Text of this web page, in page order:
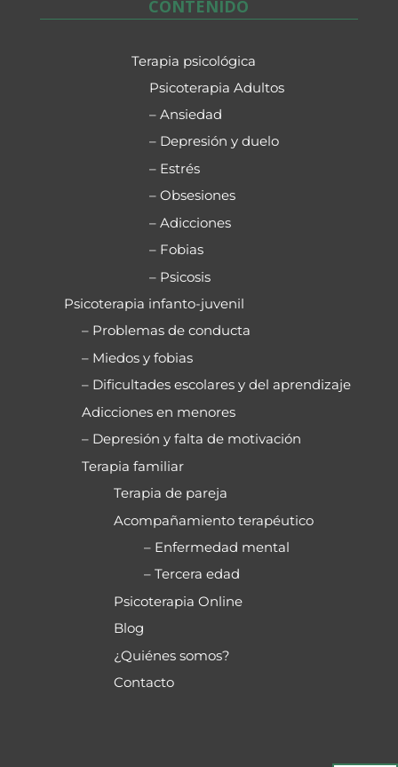
CONTENIDO
Terapia psicológica
Psicoterapia Adultos
– Ansiedad
– Depresión y duelo
– Estrés
– Obsesiones
– Adicciones
– Fobias
– Psicosis
Psicoterapia infanto-juvenil
– Problemas de conducta
– Miedos y fobias
– Dificultades escolares y del aprendizaje
Adicciones en menores
– Depresión y falta de motivación
Terapia familiar
Terapia de pareja
Acompañamiento terapéutico
– Enfermedad mental
– Tercera edad
Psicoterapia Online
Blog
¿Quiénes somos?
Contacto